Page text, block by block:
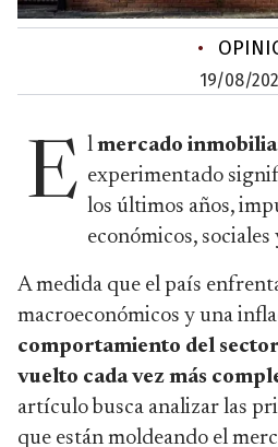
•
19/08/
E l mercado
experimentado
los últimos años,
económicos,
A medida que el país
macroeconómicos y una
comportamiento del
vuelto cada vez más
artículo busca analizar las
que están moldeando el